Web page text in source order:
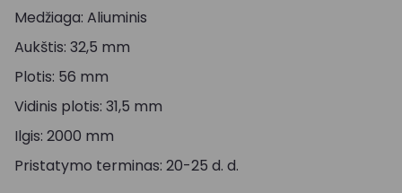
Medžiaga: Aliuminis
Aukštis: 32,5 mm
Plotis: 56 mm
Vidinis plotis: 31,5 mm
Ilgis: 2000 mm
Pristatymo terminas: 20-25 d. d.